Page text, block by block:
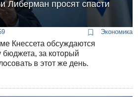
Либерман просят спасти
Экономика
Кнессета обсуждаются
бюджета, за который
в этот же день.